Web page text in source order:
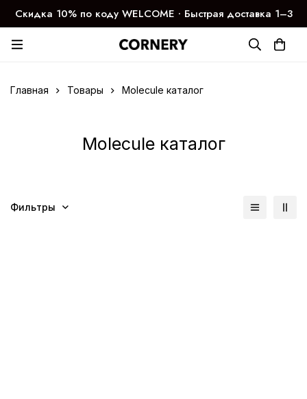
Скидка 10% по коду WELCOME ∙ Быстрая доставка 1–3
дня
Главная Товары Molecule каталог
Molecule каталог
Фильтры